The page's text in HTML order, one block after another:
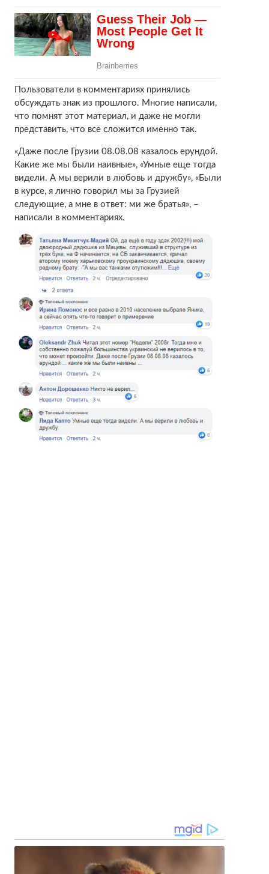
Пользователи в комментариях принялись
обсуждать знак из прошлого. Многие написали,
что помнят этот материал, и даже не могли
представить, что все сложится именно так.
«Даже после Грузии 08.08.08 казалось ерундой.
Какие же мы были наивные», «Умные еще тогда
видели. А мы верили в любовь и дружбу», «Были
в курсе, я лично говорил мы за Грузией
следующие, а мне в ответ: ми же братья», –
написали в комментариях.